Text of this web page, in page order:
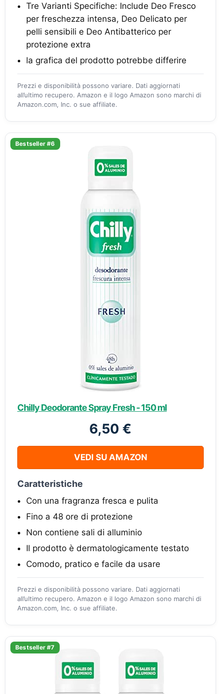
Tre Varianti Specifiche: Include Deo Fresco
per freschezza intensa, Deo Delicato per
pelli sensibili e Deo Antibatterico per
protezione extra
la grafica del prodotto potrebbe differire
Prezzi e disponibilità possono variare. Dati aggiornati
all’ultimo recupero. Amazon e il logo Amazon sono marchi di
Amazon.com, Inc. o sue affiliate.
Bestseller #6
Chilly Deodorante Spray Fresh - 150 ml
6,50 €
VEDI SU AMAZON
Caratteristiche
Con una fragranza fresca e pulita
Fino a 48 ore di protezione
Non contiene sali di alluminio
Il prodotto è dermatologicamente testato
Comodo, pratico e facile da usare
Prezzi e disponibilità possono variare. Dati aggiornati
all’ultimo recupero. Amazon e il logo Amazon sono marchi di
Amazon.com, Inc. o sue affiliate.
Bestseller #7